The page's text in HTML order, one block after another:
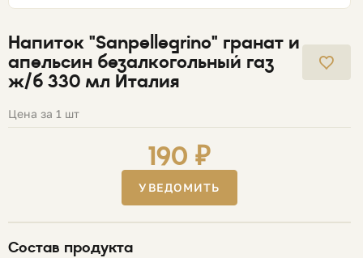
Напиток "Sanpellegrino" гранат и
апельсин безалкогольный газ
ж/б 330 мл Италия
Цена за 1 шт
190 ₽
УВЕДОМИТЬ
Состав продукта